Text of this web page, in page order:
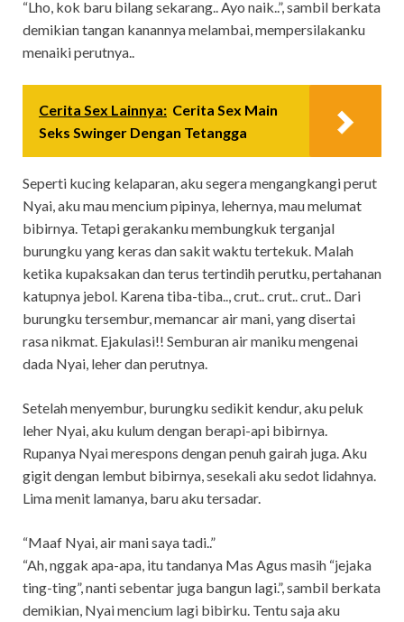
“Lho, kok baru bilang sekarang.. Ayo naik..”, sambil berkata
demikian tangan kanannya melambai, mempersilakanku
menaiki perutnya..
Cerita Sex Lainnya: Cerita Sex Main
Seks Swinger Dengan Tetangga
Seperti kucing kelaparan, aku segera mengangkangi perut
Nyai, aku mau mencium pipinya, lehernya, mau melumat
bibirnya. Tetapi gerakanku membungkuk terganjal
burungku yang keras dan sakit waktu tertekuk. Malah
ketika kupaksakan dan terus tertindih perutku, pertahanan
katupnya jebol. Karena tiba-tiba.., crut.. crut.. crut.. Dari
burungku tersembur, memancar air mani, yang disertai
rasa nikmat. Ejakulasi!! Semburan air maniku mengenai
dada Nyai, leher dan perutnya.
Setelah menyembur, burungku sedikit kendur, aku peluk
leher Nyai, aku kulum dengan berapi-api bibirnya.
Rupanya Nyai merespons dengan penuh gairah juga. Aku
gigit dengan lembut bibirnya, sesekali aku sedot lidahnya.
Lima menit lamanya, baru aku tersadar.
“Maaf Nyai, air mani saya tadi..”
“Ah, nggak apa-apa, itu tandanya Mas Agus masih “jejaka
ting-ting”, nanti sebentar juga bangun lagi.”, sambil berkata
demikian, Nyai mencium lagi bibirku. Tentu saja aku